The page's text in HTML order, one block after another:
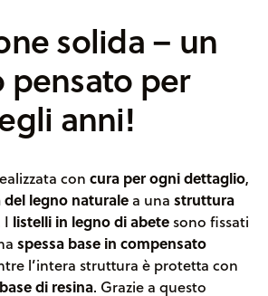
solida – un
per
anni!
con cura per ogni dettaglio,
del legno naturalea una struttura
I listelli in legno di abetesono fissati
spessa base in compensato
l’intera struttura è protetta con
di resina. Grazie a questo